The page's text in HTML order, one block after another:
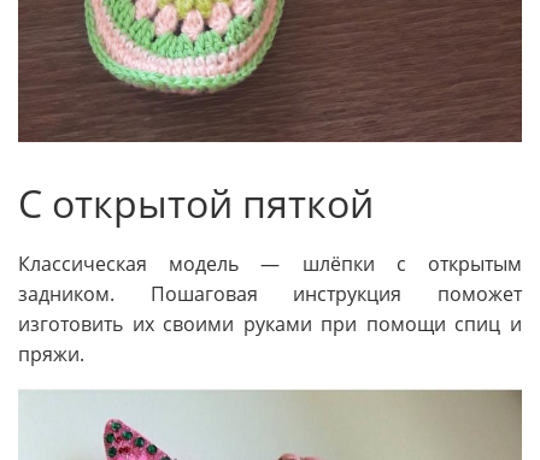
С открытой пяткой
Классическая модель — шлёпки с открытым
задником. Пошаговая инструкция поможет
изготовить их своими руками при помощи спиц и
пряжи.